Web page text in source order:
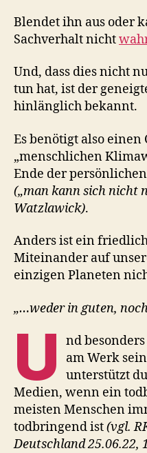
Blendet ihn aus oder
Sachverhalt nicht
Und, dass dies nicht
tun hat, ist der
hinlänglich bekannt.
Es benötigt also
„menschlichen
Ende der
(„man kann sich nicht
Watzlawick).
Anders ist ein
Miteinander auf
einzigen Planeten
„…weder in guten,
U
nd
am Werk
unterstützt
Medien, wenn ein
meisten Menschen
todbringend ist(vgl.
Deutschland 25.06.22,